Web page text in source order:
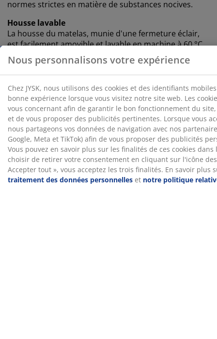
normes strictes en matière de substances nocives.
Housse lavable
La housse du matelas, munie d'une fermeture éclair,
est facilement amovible et lavable en machine à 60 °C
pour une hygiène optimale. Un lavage à 60 °C ou plus
permet d'éliminer les acariens.
DREAMZONE®
DREAMZONE® se consacre à l'amélioration de votre
sommeil grâce à des solutions personnalisées pour
vos matelas et lits. Qualité et fonctionnalité sont
essentielles depuis sa création au Danemark en 2003.
DREAMZONE® est disponible exclusivement chez JYSK.
Essai de 100 jours et garantie de 25 ans
Vous disposez de 100 jours pour tester votre nouveau
matelas à ressorts JYSK GOLD chez vous. Si vous n'êtes
pas entièrement satisfait, vous pouvez l'échanger